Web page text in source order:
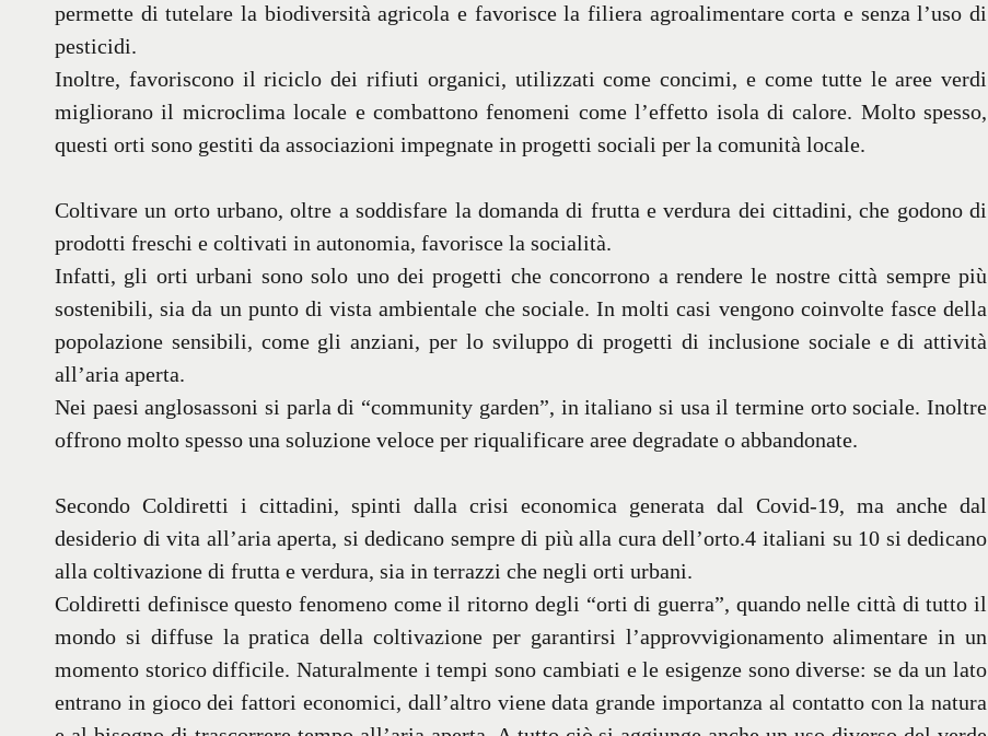
permette di tutelare la biodiversità agricola e favorisce la filiera agroalimentare corta e senza l’uso di
pesticidi.
Inoltre, favoriscono il riciclo dei rifiuti organici, utilizzati come concimi, e come tutte le aree verdi
migliorano il microclima locale e combattono fenomeni come l’effetto isola di calore. Molto spesso,
questi orti sono gestiti da associazioni impegnate in progetti sociali per la comunità locale.
Coltivare un orto urbano, oltre a soddisfare la domanda di frutta e verdura dei cittadini, che godono di
prodotti freschi e coltivati in autonomia, favorisce la socialità.
Infatti, gli orti urbani sono solo uno dei progetti che concorrono a rendere le nostre città sempre più
sostenibili, sia da un punto di vista ambientale che sociale. In molti casi vengono coinvolte fasce della
popolazione sensibili, come gli anziani, per lo sviluppo di progetti di inclusione sociale e di attività
all’aria aperta.
Nei paesi anglosassoni si parla di “community garden”, in italiano si usa il termine orto sociale. Inoltre
offrono molto spesso una soluzione veloce per riqualificare aree degradate o abbandonate.
Secondo Coldiretti i cittadini, spinti dalla crisi economica generata dal Covid-19, ma anche dal
desiderio di vita all’aria aperta, si dedicano sempre di più alla cura dell’orto.4 italiani su 10 si dedicano
alla coltivazione di frutta e verdura, sia in terrazzi che negli orti urbani.
Coldiretti definisce questo fenomeno come il ritorno degli “orti di guerra”, quando nelle città di tutto il
mondo si diffuse la pratica della coltivazione per garantirsi l’approvvigionamento alimentare in un
momento storico difficile. Naturalmente i tempi sono cambiati e le esigenze sono diverse: se da un lato
entrano in gioco dei fattori economici, dall’altro viene data grande importanza al contatto con la natura